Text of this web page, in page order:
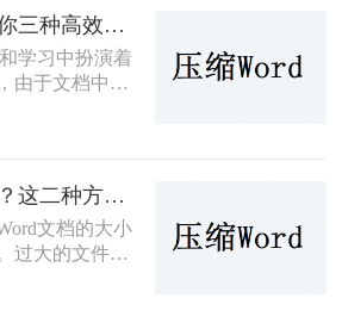
效的Word文件
应对Word文件
wrod怎么压缩？教你三种高效压缩方法！
学习中扮演着
由于文档中包
其他媒体内
不便于存储、
文档进行压
文档压缩方
如何压缩word文档？这二种方法可以轻松完成压缩！
文档的大小
过大的文件不
，还可能导致
等问题。为了